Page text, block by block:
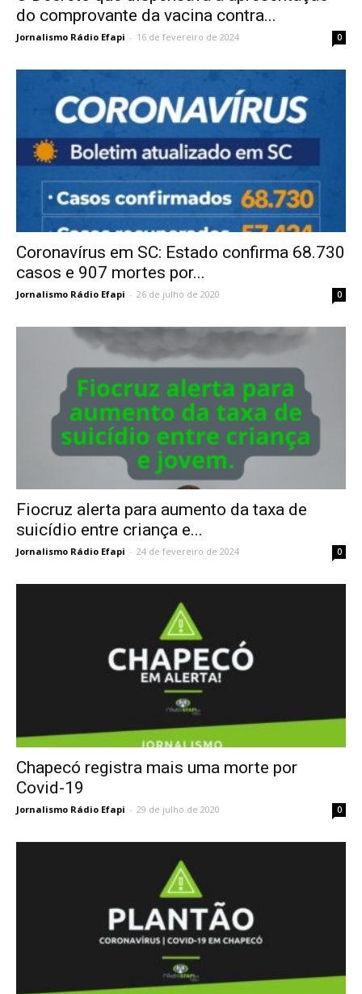
do comprovante da vacina contra...
Jornalismo Rádio Efapi - 16 de fevereiro de 2024 0
Coronavírus em SC: Estado confirma 68.730
casos e 907 mortes por...
Jornalismo Rádio Efapi - 26 de julho de 2020 0
Fiocruz alerta para aumento da taxa de
suicídio entre criança e...
Jornalismo Rádio Efapi - 24 de fevereiro de 2024 0
Chapecó registra mais uma morte por
Covid-19
Jornalismo Rádio Efapi - 29 de julho de 2020 0